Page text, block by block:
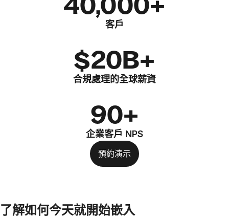
客戶
$20B+
合規處理的全球薪資
90+
企業客戶 NPS
預約演示
了解如何今天就開始嵌入